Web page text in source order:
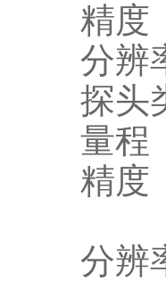
精
分
探头
量
精
分